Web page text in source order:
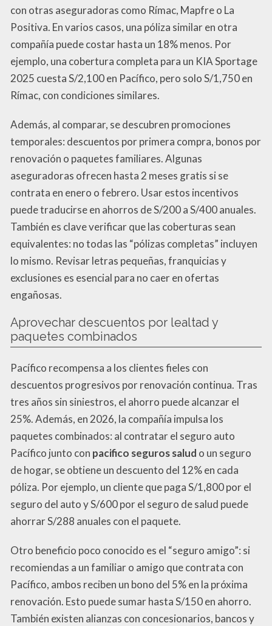
con otras aseguradoras como Rímac, Mapfre o La
Positiva. En varios casos, una póliza similar en otra
compañía puede costar hasta un 18% menos. Por
ejemplo, una cobertura completa para un KIA Sportage
2025 cuesta S/2,100 en Pacífico, pero solo S/1,750 en
Rímac, con condiciones similares.
Además, al comparar, se descubren promociones
temporales: descuentos por primera compra, bonos por
renovación o paquetes familiares. Algunas
aseguradoras ofrecen hasta 2 meses gratis si se
contrata en enero o febrero. Usar estos incentivos
puede traducirse en ahorros de S/200 a S/400 anuales.
También es clave verificar que las coberturas sean
equivalentes: no todas las “pólizas completas” incluyen
lo mismo. Revisar letras pequeñas, franquicias y
exclusiones es esencial para no caer en ofertas
engañosas.
Aprovechar descuentos por lealtad y
paquetes combinados
Pacífico recompensa a los clientes fieles con
descuentos progresivos por renovación continua. Tras
tres años sin siniestros, el ahorro puede alcanzar el
25%. Además, en 2026, la compañía impulsa los
paquetes combinados: al contratar el seguro auto
Pacífico junto con pacifico seguros salud o un seguro
de hogar, se obtiene un descuento del 12% en cada
póliza. Por ejemplo, un cliente que paga S/1,800 por el
seguro del auto y S/600 por el seguro de salud puede
ahorrar S/288 anuales con el paquete.
Otro beneficio poco conocido es el “seguro amigo”: si
recomiendas a un familiar o amigo que contrata con
Pacífico, ambos reciben un bono del 5% en la próxima
renovación. Esto puede sumar hasta S/150 en ahorro.
También existen alianzas con concesionarios, bancos y